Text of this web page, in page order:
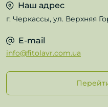
Наш адрес
г. Черкассы, ул. Верхняя
E-mail
info@fitolavr.com.ua